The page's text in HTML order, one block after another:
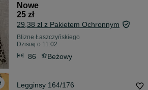
Nowe
25 zł
29,38 zł z Pakietem Ochronnym
Blizne Łaszczyńskiego
Dzisiaj o 11:02
86 Beżowy
Legginsy 164/176